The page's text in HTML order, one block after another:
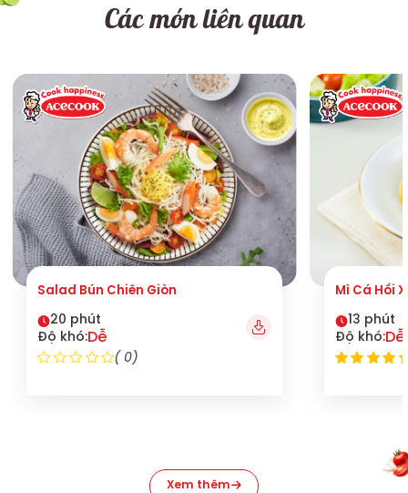
Các món liên quan
Salad Bún Chiên Giòn
20 phút
Độ khó:Dễ
( 0)
Mì Cá Hồi
13 phút
Độ khó:Dễ
Xem thêm